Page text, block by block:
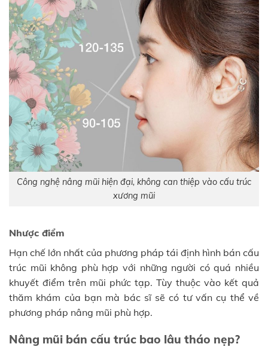
Công nghệ nâng mũi hiện đại, không can thiệp vào cấu trúc
xương mũi
Nhược điểm
Hạn chế lớn nhất của phương pháp tái định hình bán cấu
trúc mũi không phù hợp với những người có quá nhiều
khuyết điểm trên mũi phức tạp. Tùy thuộc vào kết quả
thăm khám của bạn mà bác sĩ sẽ có tư vấn cụ thể về
phương pháp nâng mũi phù hợp.
Nâng mũi bán cấu trúc bao lâu tháo nẹp?